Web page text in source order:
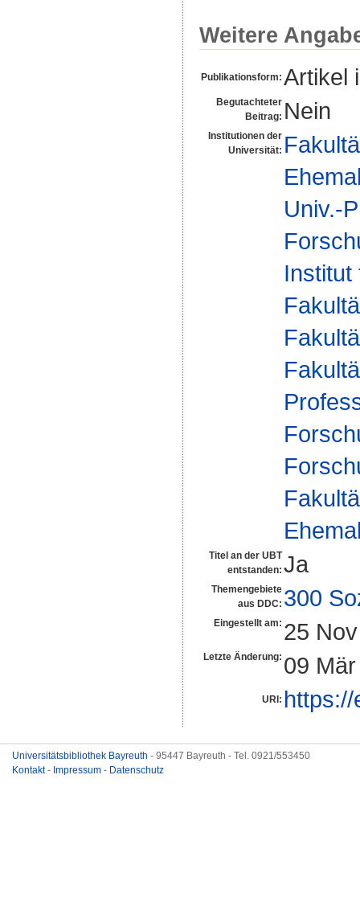
Weitere
Publikationsform: Artikel
Begutachteter
Beitrag: Nein
Institutionen der
Universität:
Univ.-
Institut
Titel an der UBT
entstanden: Ja
Themengebiete
aus DDC: 300
Eingestellt am: 25
Letzte Änderung: 09
URI:
Universitätsbibliothek Bayreuth - 95447 Bayreuth - Tel. 0921/553450
Kontakt- Impressum - Datenschutz